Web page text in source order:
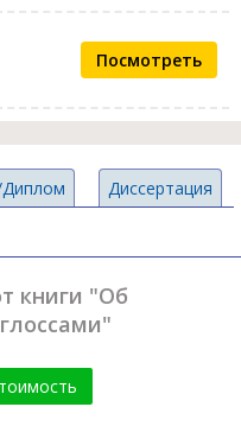
Посмотреть
Диссертация
книги "Об